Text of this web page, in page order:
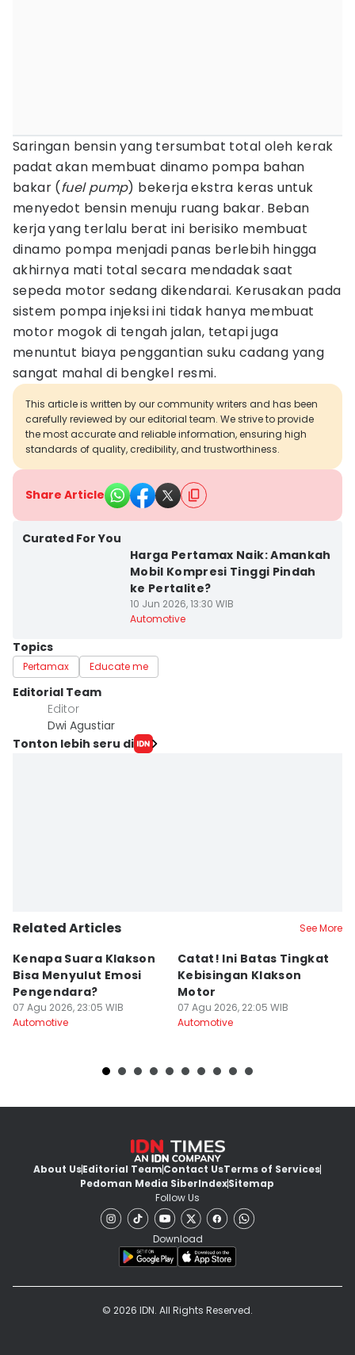
Saringan bensin yang tersumbat total oleh kerak
padat akan membuat dinamo pompa bahan
bakar (fuel pump) bekerja ekstra keras untuk
menyedot bensin menuju ruang bakar. Beban
kerja yang terlalu berat ini berisiko membuat
dinamo pompa menjadi panas berlebih hingga
akhirnya mati total secara mendadak saat
sepeda motor sedang dikendarai. Kerusakan pada
sistem pompa injeksi ini tidak hanya membuat
motor mogok di tengah jalan, tetapi juga
menuntut biaya penggantian suku cadang yang
sangat mahal di bengkel resmi.
This article is written by our community writers and has been
carefully reviewed by our editorial team. We strive to provide
the most accurate and reliable information, ensuring high
standards of quality, credibility, and trustworthiness.
Share Article
Curated For You
Harga Pertamax Naik: Amankah
Mobil Kompresi Tinggi Pindah
ke Pertalite?
10 Jun 2026, 13:30 WIB
Automotive
Topics
Pertamax Educate me
Editorial Team
Editor
Dwi Agustiar
Tonton lebih seru di
Related Articles See More
Kenapa Suara Klakson
Bisa Menyulut Emosi
Pengendara?
07 Agu 2026, 23:05 WIB
Automotive
Catat! Ini Batas Tingkat
Kebisingan Klakson
Motor
07 Agu 2026, 22:05 WIB
Automotive
About UsEditorial TeamContact UsTerms of Services
Pedoman Media SiberIndexSitemap
Follow Us
Download
© 2026 IDN. All Rights Reserved.